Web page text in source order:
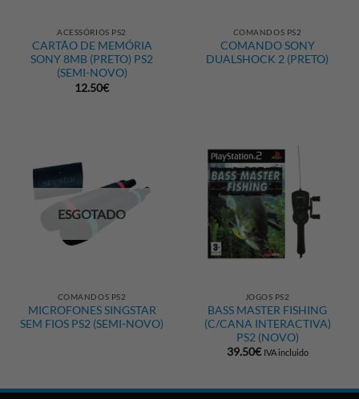
ACESSÓRIOS PS2
CARTÃO DE MEMÓRIA
SONY 8MB (PRETO) PS2
(SEMI-NOVO)
12.50€
COMANDOS PS2
COMANDO SONY
DUALSHOCK 2 (PRETO)
ESGOTADO
COMANDOS PS2
MICROFONES SINGSTAR
SEM FIOS PS2 (SEMI-NOVO)
JOGOS PS2
BASS MASTER FISHING
(C/CANA INTERACTIVA)
PS2 (NOVO)
39.50€ IVA incluido